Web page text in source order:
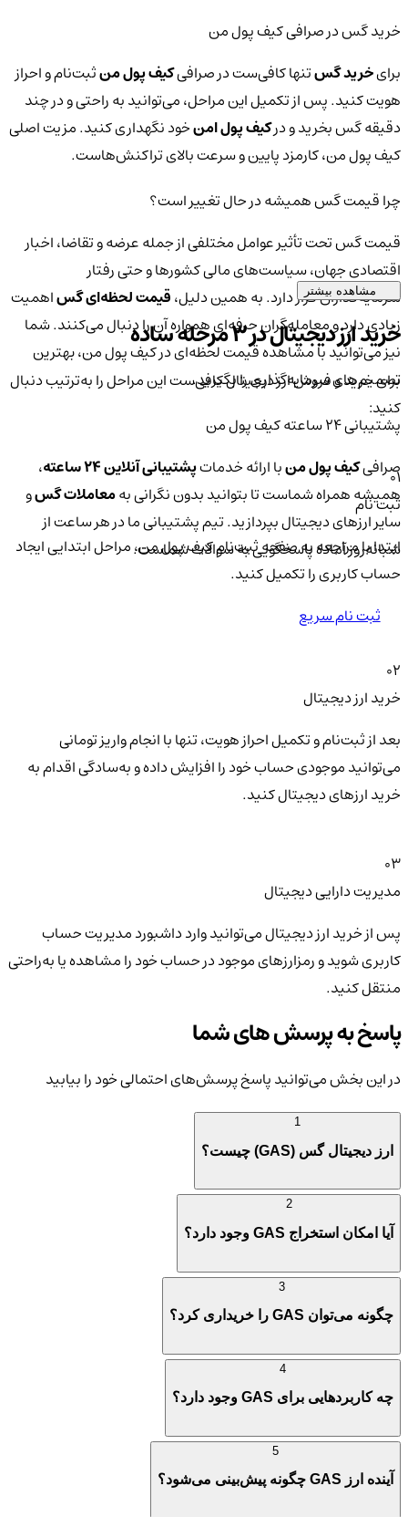
خرید گس در صرافی کیف پول من
برایخرید گستنها کافی‌ست در صرافیکیف پول منثبت‌نام و احراز
هویت کنید. پس از تکمیل این مراحل، می‌توانید به راحتی و در چند
دقیقه گس بخرید و درکیف پول امنخود نگهداری کنید. مزیت اصلی
کیف پول من، کارمزد پایین و سرعت بالای تراکنش‌هاست.
چرا قیمت گس همیشه در حال تغییر است؟
قیمت گس تحت تأثیر عوامل مختلفی از جمله عرضه و تقاضا، اخبار
اقتصادی جهان، سیاست‌های مالی کشورها و حتی رفتار
سرمایه‌گذاران قرار دارد. به همین دلیل،قیمت لحظه‌ای گساهمیت
زیادی دارد و معامله‌گران حرفه‌ای همواره آن را دنبال می‌کنند. شما
نیز می‌توانید با مشاهده قیمت لحظه‌ای در کیف پول من، بهترین
تصمیم‌های سرمایه‌گذاری را بگیرید.
پشتیبانی ۲۴ ساعته کیف پول من
صرافیکیف پول منبا ارائه خدماتپشتیبانی آنلاین ۲۴ ساعته
،
همیشه همراه شماست تا بتوانید بدون نگرانی بهمعاملات گسو
سایر ارزهای دیجیتال بپردازید. تیم پشتیبانی ما در هر ساعت از
شبانه‌روز آماده پاسخگویی به سوالات شماست.
مشاهده بیشتر
خرید ارز دیجیتال در 3 مرحله ساده
برای خرید و فروش ارز دیجیتال کافی‌ست این مراحل را به‌ترتیب دنبال
کنید:
01
ثبت نام
ابتدا با مراجعه به صفحه ثبت‌نام کیف‌ پول من، مراحل ابتدایی ایجاد
حساب کاربری را تکمیل کنید.
ثبت نام سریع
02
خرید ارز دیجیتال
بعد از ثبت‌نام و تکمیل احراز هویت، تنها با انجام واریز تومانی
می‌توانید موجودی حساب خود را افزایش داده و به‌سادگی اقدام به
خرید ارزهای دیجیتال کنید.
03
مدیریت دارایی دیجیتال
پس از خرید ارز دیجیتال می‌توانید وارد داشبورد مدیریت حساب
کاربری شوید و رمزارزهای موجود در حساب خود را مشاهده یا به‌راحتی
منتقل کنید.
پاسخ به پرسش های شما
در این بخش می‌توانید پاسخ پرسش‌های احتمالی خود را بیابید
ارز دیجیتال گس (GAS) چیست؟
آیا امکان استخراج GAS وجود دارد؟
چگونه می‌توان GAS را خریداری کرد؟
چه کاربردهایی برای GAS وجود دارد؟
آینده ارز GAS چگونه پیش‌بینی می‌شود؟